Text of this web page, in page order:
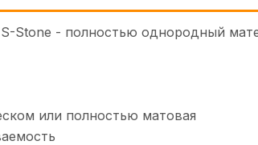
S-Stone - полностью однородный
или полностью матовая